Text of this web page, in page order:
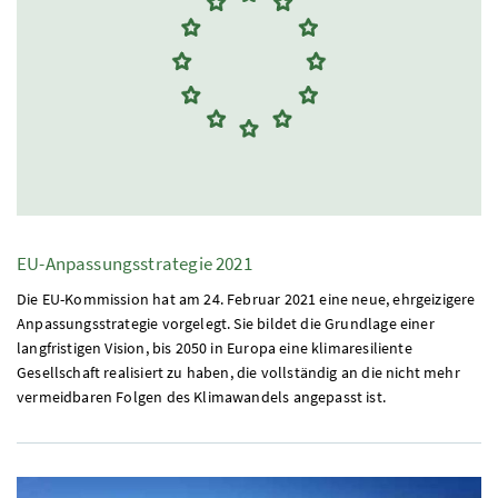
EU-Anpassungsstrategie 2021
Die EU-Kommission hat am 24. Februar 2021 eine neue, ehrgeizigere
Anpassungsstrategie vorgelegt. Sie bildet die Grundlage einer
langfristigen Vision, bis 2050 in Europa eine klimaresiliente
Gesellschaft realisiert zu haben, die vollständig an die nicht mehr
vermeidbaren Folgen des Klimawandels angepasst ist.